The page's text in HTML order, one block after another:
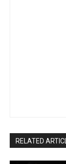
RELATED